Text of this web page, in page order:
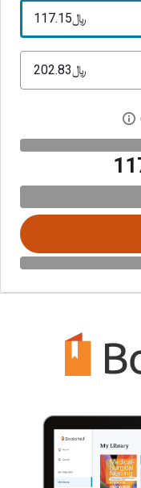
﷼‎117.15
﷼‎202.83
افتح مربع حوار